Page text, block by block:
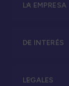
LA EMPRESA
DE INTERÉS
LEGALES